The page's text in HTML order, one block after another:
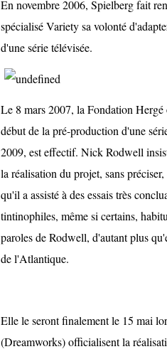
En novembre 2006, Spielberg fait
spécialisé Variety sa volonté
d'une série télévisée.
Le 8 mars 2007, la Fondation Hergé
début de la pré-production d'une
2009, est effectif. Nick Rodwell
la réalisation du projet, sans
qu'il a assisté à des essais très
tintinophiles, même si certains,
paroles de Rodwell, d'autant plus
de l'Atlantique.
Elle le seront finalement le 15 mai
(Dreamworks) officialisent la